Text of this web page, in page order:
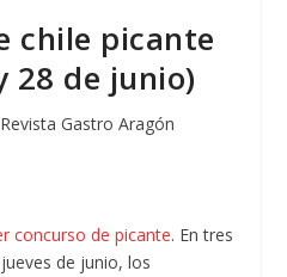
chile picante
28 de junio)
Revista Gastro Aragón
concurso de picante. En tres
de junio, los